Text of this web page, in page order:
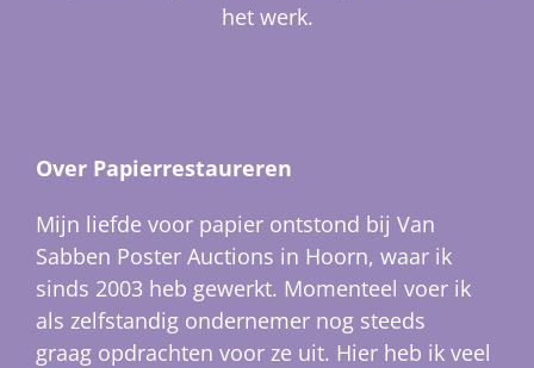
het werk.
Over Papierrestaureren
Mijn liefde voor papier ontstond bij Van
Sabben Poster Auctions in Hoorn, waar ik
sinds 2003 heb gewerkt. Momenteel voer ik
als zelfstandig ondernemer nog steeds
graag opdrachten voor ze uit. Hier heb ik veel